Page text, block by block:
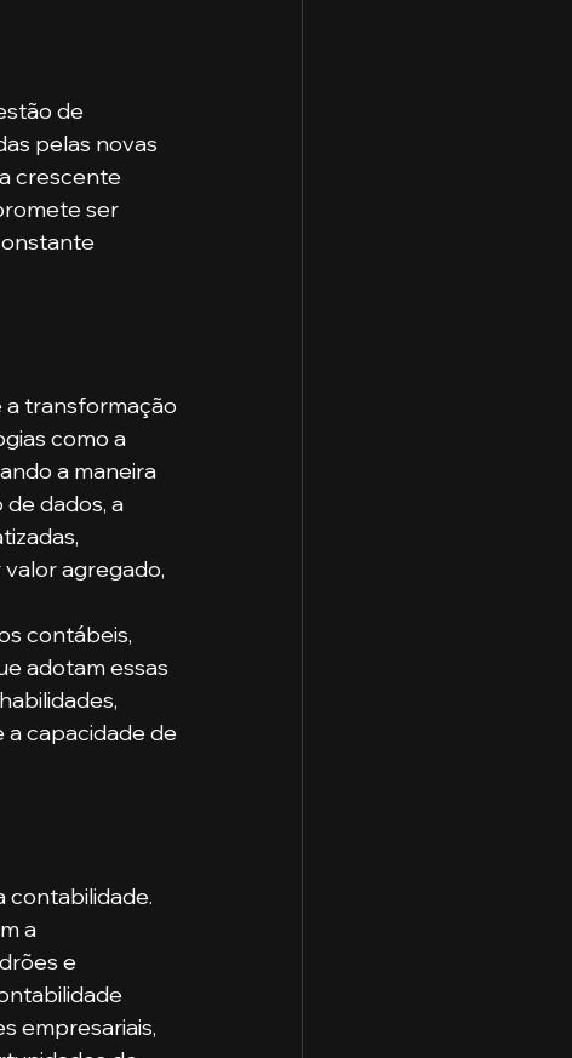
de
pelas novas
crescente
ser
a transformação
como a
a maneira
dados, a
agregado,
contábeis,
adotam essas
capacidade de
contabilidade.
a
e
empresariais,